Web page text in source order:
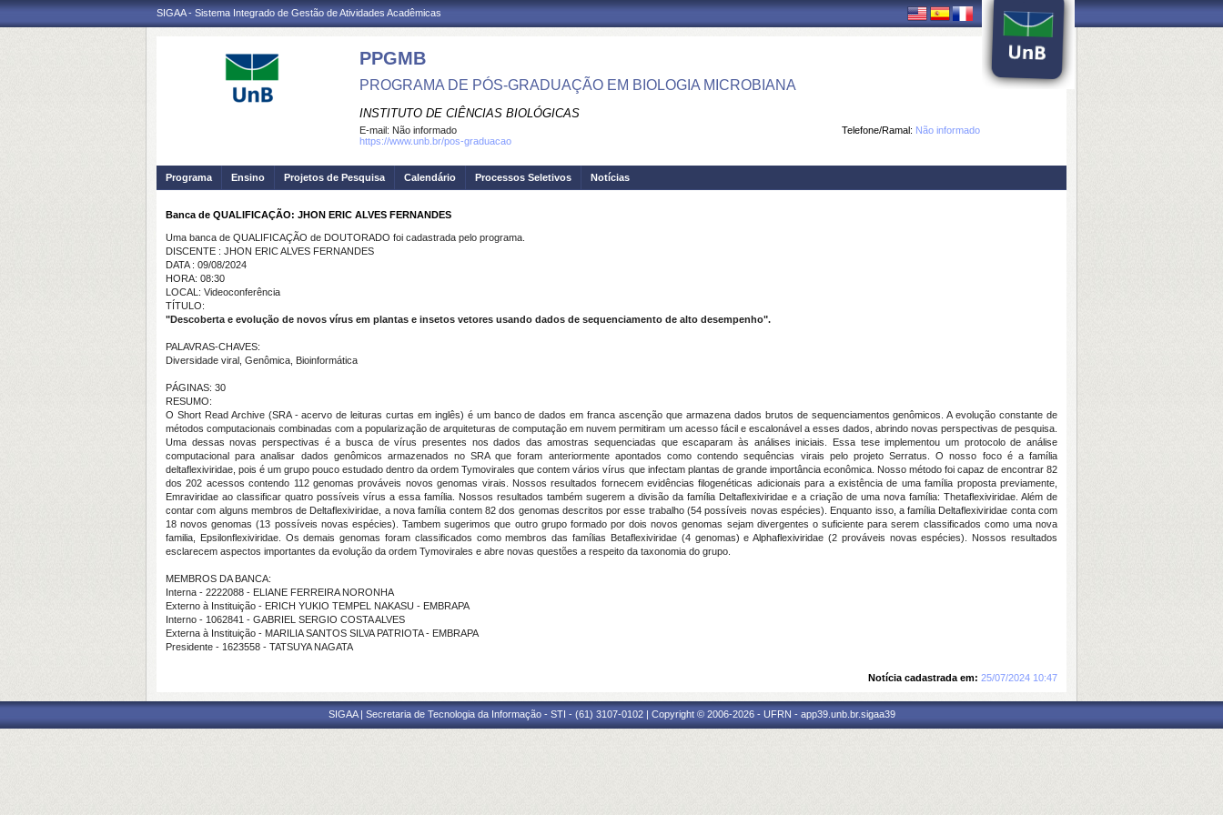
SIGAA - Sistema Integrado de Gestão de Atividades Acadêmicas
PPGMB
PROGRAMA DE PÓS-GRADUAÇÃO EM BIOLOGIA MICROBIANA
INSTITUTO DE CIÊNCIAS BIOLÓGICAS
Telefone/Ramal: Não informado
E-mail: Não informado
https://www.unb.br/pos-graduacao
Programa Ensino Projetos de Pesquisa Calendário Processos Seletivos Notícias
Banca de QUALIFICAÇÃO: JHON ERIC ALVES FERNANDES
Uma banca de QUALIFICAÇÃO de DOUTORADO foi cadastrada pelo programa.
DISCENTE : JHON ERIC ALVES FERNANDES
DATA : 09/08/2024
HORA: 08:30
LOCAL: Videoconferência
TÍTULO:
"Descoberta e evolução de novos vírus em plantas e insetos vetores usando dados de sequenciamento de alto desempenho".
PALAVRAS-CHAVES:
Diversidade viral, Genômica, Bioinformática
PÁGINAS: 30
RESUMO:
O Short Read Archive (SRA - acervo de leituras curtas em inglês) é um banco de dados em franca ascenção que armazena dados brutos de sequenciamentos genômicos. A evolução constante de
métodos computacionais combinadas com a popularização de arquiteturas de computação em nuvem permitiram um acesso fácil e escalonável a esses dados, abrindo novas perspectivas de pesquisa.
Uma dessas novas perspectivas é a busca de vírus presentes nos dados das amostras sequenciadas que escaparam às análises iniciais. Essa tese implementou um protocolo de análise
computacional para analisar dados genômicos armazenados no SRA que foram anteriormente apontados como contendo sequências virais pelo projeto Serratus. O nosso foco é a família
deltaflexiviridae, pois é um grupo pouco estudado dentro da ordem Tymovirales que contem vários vírus que infectam plantas de grande importância econômica. Nosso método foi capaz de encontrar 82
dos 202 acessos contendo 112 genomas prováveis novos genomas virais. Nossos resultados fornecem evidências filogenéticas adicionais para a existência de uma família proposta previamente,
Emraviridae ao classificar quatro possíveis vírus a essa família. Nossos resultados também sugerem a divisão da família Deltaflexiviridae e a criação de uma nova família: Thetaflexiviridae. Além de
contar com alguns membros de Deltaflexiviridae, a nova família contem 82 dos genomas descritos por esse trabalho (54 possíveis novas espécies). Enquanto isso, a família Deltaflexiviridae conta com
18 novos genomas (13 possíveis novas espécies). Tambem sugerimos que outro grupo formado por dois novos genomas sejam divergentes o suficiente para serem classificados como uma nova
familia, Epsilonflexiviridae. Os demais genomas foram classificados como membros das famílias Betaflexiviridae (4 genomas) e Alphaflexiviridae (2 prováveis novas espécies). Nossos resultados
esclarecem aspectos importantes da evolução da ordem Tymovirales e abre novas questões a respeito da taxonomia do grupo.
MEMBROS DA BANCA:
Interna - 2222088 - ELIANE FERREIRA NORONHA
Externo à Instituição - ERICH YUKIO TEMPEL NAKASU - EMBRAPA
Interno - 1062841 - GABRIEL SERGIO COSTA ALVES
Externa à Instituição - MARILIA SANTOS SILVA PATRIOTA - EMBRAPA
Presidente - 1623558 - TATSUYA NAGATA
Notícia cadastrada em: 25/07/2024 10:47
SIGAA | Secretaria de Tecnologia da Informação - STI - (61) 3107-0102 | Copyright © 2006-2026 - UFRN - app39.unb.br.sigaa39